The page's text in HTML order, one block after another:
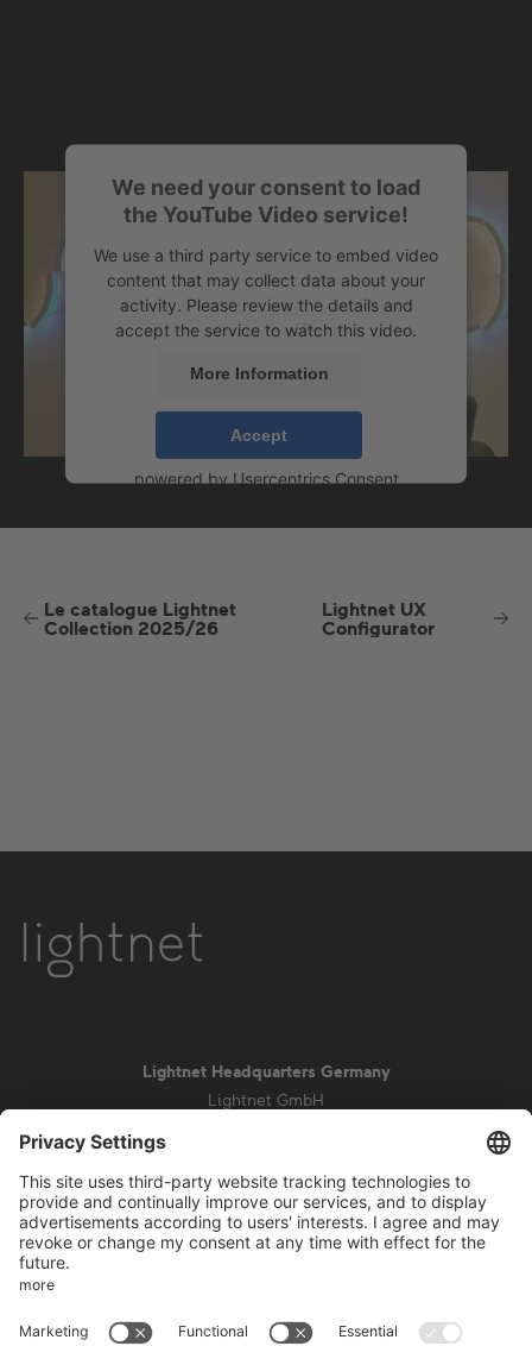
We need your consent to load
the YouTube Video service!
We use a third party service to embed video
content that may collect data about your
activity. Please review the details and
accept the service to watch this video.
More Information
Accept
powered by Usercentrics Consent
Le catalogue Lightnet
Collection 2025/26
Lightnet UX
Configurator
Lightnet Headquarters Germany
Lightnet GmbH
info@lightnet.de
Aviso de privacidad